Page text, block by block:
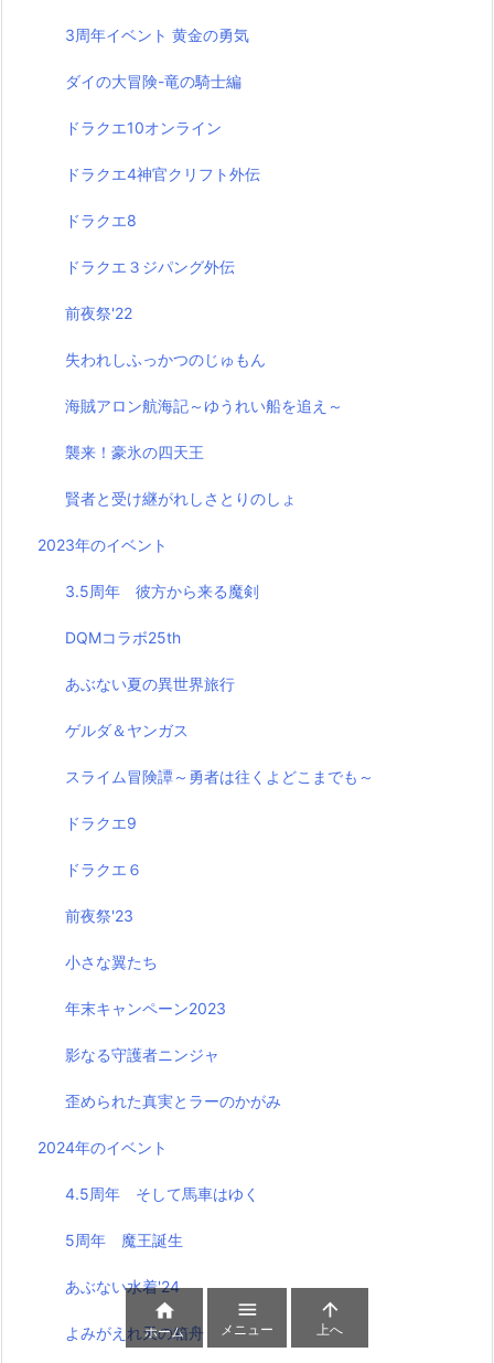
3周年イベント 黄金の勇気
ダイの大冒険-竜の騎士編
ドラクエ10オンライン
ドラクエ4神官クリフト外伝
ドラクエ8
ドラクエ３ジパング外伝
前夜祭'22
失われしふっかつのじゅもん
海賊アロン航海記～ゆうれい船を追え～
襲来！豪氷の四天王
賢者と受け継がれしさとりのしょ
2023年のイベント
3.5周年 彼方から来る魔剣
DQMコラボ25th
あぶない夏の異世界旅行
ゲルダ＆ヤンガス
スライム冒険譚～勇者は往くよどこまでも～
ドラクエ9
ドラクエ６
前夜祭'23
小さな翼たち
年末キャンペーン2023
影なる守護者ニンジャ
歪められた真実とラーのかがみ
2024年のイベント
4.5周年 そして馬車はゆく
5周年 魔王誕生
あぶない水着'24
よみがえれ天の箱舟

ホーム

メニュー

上へ